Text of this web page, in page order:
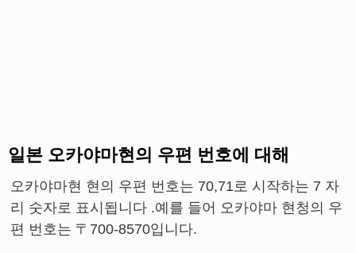
일본 오카야마현의 우편 번호에 대해
오카야마현 현의 우편 번호는 70,71로 시작하는 7 자
리 숫자로 표시됩니다 .예를 들어 오카야마 현청의 우
편 번호는 〒700-8570입니다.